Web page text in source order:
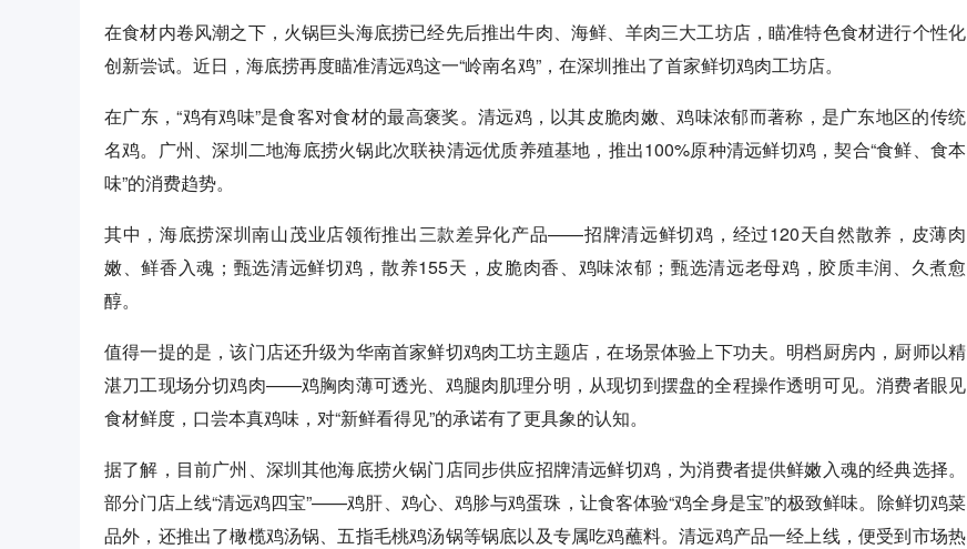
在食材内卷风潮之下，火锅巨头海底捞已经先后推出牛肉、海鲜、羊肉三大工坊店，瞄准特色食材进行个性化
创新尝试。近日，海底捞再度瞄准清远鸡这一“岭南名鸡”，在深圳推出了首家鲜切鸡肉工坊店。​
在广东，“鸡有鸡味”是食客对食材的最高褒奖。清远鸡，以其皮脆肉嫩、鸡味浓郁而著称，是广东地区的传统
名鸡。广州、深圳二地海底捞火锅此次联袂清远优质养殖基地，推出100%原种清远鲜切鸡，契合“食鲜、食本
味”的消费趋势。
其中，海底捞深圳南山茂业店领衔推出三款差异化产品——招牌清远鲜切鸡，经过120天自然散养，皮薄肉
嫩、鲜香入魂；甄选清远鲜切鸡，散养155天，皮脆肉香、鸡味浓郁；甄选清远老母鸡，胶质丰润、久煮愈
醇。
值得一提的是，该门店还升级为华南首家鲜切鸡肉工坊主题店，在场景体验上下功夫。明档厨房内，厨师以精
湛刀工现场分切鸡肉——鸡胸肉薄可透光、鸡腿肉肌理分明，从现切到摆盘的全程操作透明可见。消费者眼见
食材鲜度，口尝本真鸡味，对“新鲜看得见”的承诺有了更具象的认知。
据了解，目前广州、深圳其他海底捞火锅门店同步供应招牌清远鲜切鸡，为消费者提供鲜嫩入魂的经典选择。
部分门店上线“清远鸡四宝”——鸡肝、鸡心、鸡胗与鸡蛋珠，让食客体验“鸡全身是宝”的极致鲜味。除鲜切鸡菜
品外，还推出了橄榄鸡汤锅、五指毛桃鸡汤锅等锅底以及专属吃鸡蘸料。清远鸡产品一经上线，便受到市场热